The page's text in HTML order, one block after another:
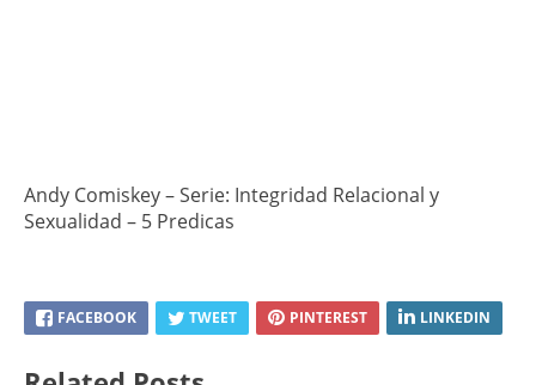
Andy Comiskey – Serie: Integridad Relacional y
Sexualidad – 5 Predicas
FACEBOOK TWEET PINTEREST LINKEDIN